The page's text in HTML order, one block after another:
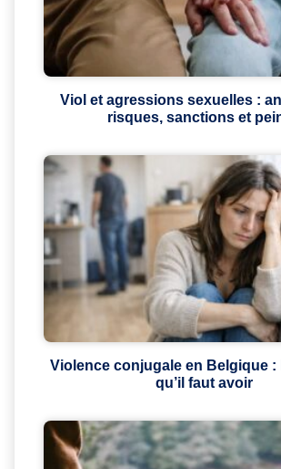
Viol et agressions sexuelles :
risques, sanctions et
Violence conjugale en Belgique :
qu’il faut avoir